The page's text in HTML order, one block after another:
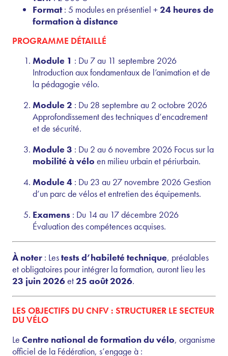
Format: 5 modules en présentiel +24 heures de
formation à distance
PROGRAMME DÉTAILLÉ
Module 1 : Du 7 au 11 septembre 2026
Introduction aux fondamentaux de l’animation et de
la pédagogie vélo.
Module 2 : Du 28 septembre au 2 octobre 2026
Approfondissement des techniques d’encadrement
et de sécurité.
Module 3 : Du 2 au 6 novembre 2026 Focus sur la
mobilité à vélo en milieu urbain et périurbain.
Module 4 : Du 23 au 27 novembre 2026 Gestion
d’un parc de vélos et entretien des équipements.
Examens : Du 14 au 17 décembre 2026
Évaluation des compétences acquises.
À noter : Lestests d’habileté technique, préalables
et obligatoires pour intégrer la formation, auront lieu les
23 juin 2026et25 août 2026.
LES OBJECTIFS DU CNFV : STRUCTURER LE SECTEUR
DU VÉLO
Le Centre national de formation du vélo, organisme
officiel de la Fédération, s’engage à :